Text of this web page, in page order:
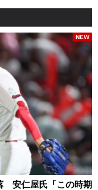
安仁屋氏「この時期
NEW